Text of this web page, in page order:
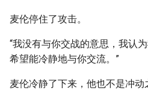
麦伦停住了攻击。
“我没有与你交战的意思，我认
希望能冷静地与你交流。”
麦伦冷静了下来，他也不是冲